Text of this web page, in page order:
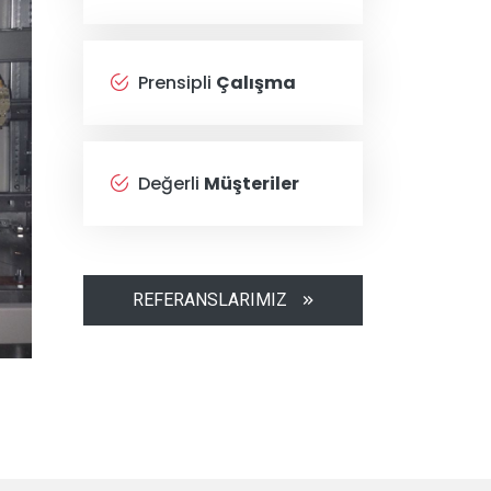
Prensipli Çalışma
Değerli Müşteriler
REFERANSLARIMIZ